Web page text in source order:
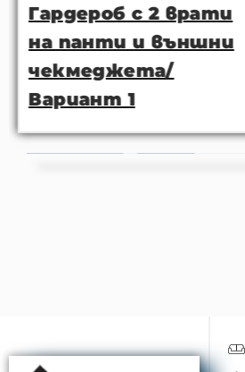
Гардероб с 2 врати
на панти и външни
чекмеджета/
Вариант 1